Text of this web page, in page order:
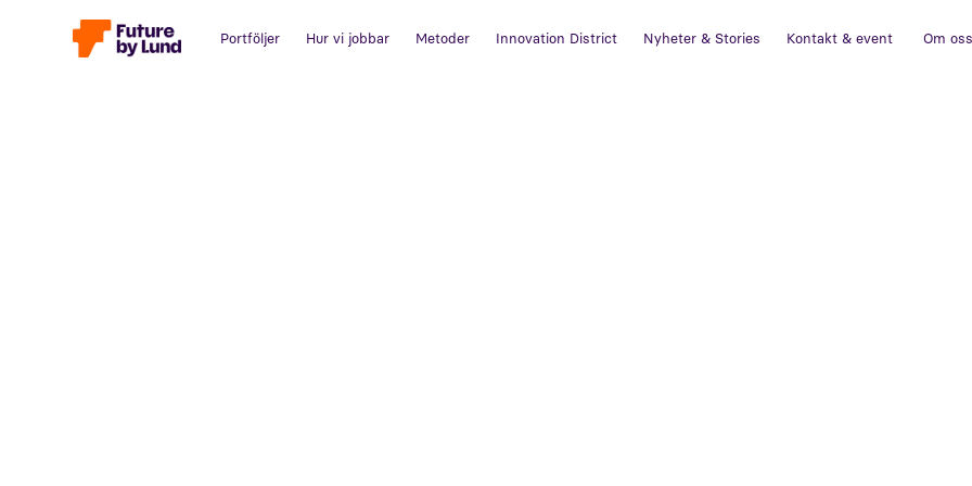
Portföljer Hur vi jobbar Metoder Innovation District Nyheter & Stories Kontakt & event Om